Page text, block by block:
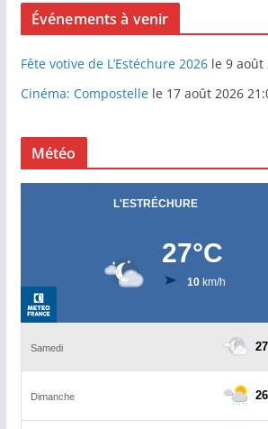
Événements à venir
Fête votive de L’Estéchure 2026le 9 août
Cinéma: Compostellele 17 août 2026
Météo